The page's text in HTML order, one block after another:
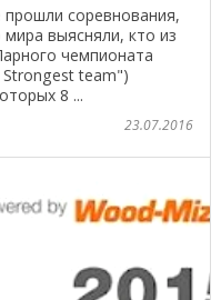
соревнования,
выясняли, кто из
чемпионата
team")
8 ...
23.07.2016